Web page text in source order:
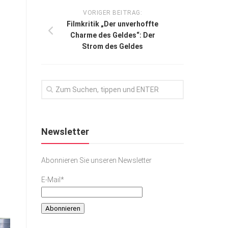
VORIGER BEITRAG:
Filmkritik „Der unverhoffte
Charme des Geldes“: Der
Strom des Geldes
Newsletter
Abonnieren Sie unseren Newsletter
E-Mail*